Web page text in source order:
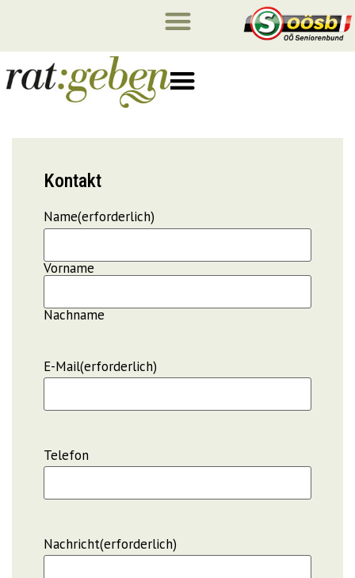
Kontakt
Name(erforderlich)
Vorname
Nachname
E-Mail(erforderlich)
Telefon
Nachricht(erforderlich)